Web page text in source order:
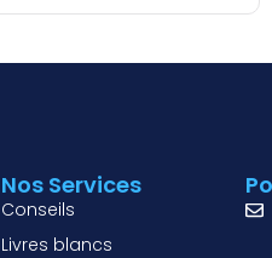
Nos Services
Conseils
Livres blancs